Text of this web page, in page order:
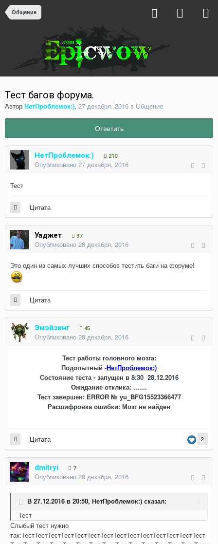
Общение
Тест багов форума.
Автор НетПроблемок:), 27 декабря, 2016 в Общение
Ответить
НетПроблемок:) 210
Опубликовано 27 декабря, 2016
Тест
Цитата
Уаджет 37
Опубликовано 28 декабря, 2016
Это один из самых лучших способов тестить баги на форуме!
Цитата
Эмэйзинг 45
Опубликовано 28 декабря, 2016
Тест работы головного мозга:
Подопытный -НетПроблемок:)
Состояние теста - запущен в 8:30 28.12.2016
Ожидание отклика: .......
Тест завершен: ERROR № yu_BFG15523366477
Расшифровка ошибки: Мозг не найден
2
Цитата
dmitryi 7
Опубликовано 28 декабря, 2016
В 27.12.2016 в 20:50, НетПроблемок:) сказал:
Тест
Слыбый тест нужно так:ТестТестТестТестТестТестТестТестТестТестТестТестТестТестТестТестТестТестТестТестТестТестТестТестТестТестТестТестТестТестТестТестТестТестТестТестТестТестТестТестТестТестТестТестТестТестТестТестТестТестТестТестТестТестТестТестТестТестТестТестТестТестТестТестТестТестТестТестТестТестТестТестТестТестТестТестТестТестТестТестТестТестТестТестТестТестТестТестТестТестТестТестТестТестТестТестТестТестТестТестТестТестТестТестТестТестТестТестТестТестТестТестТестТестТестТестТестТестТестТестТестТестТестТестТестТестТестТестТестТестТестТестТестТестТестТестТестТестТестТестТестТестТестТестТестТестТестТестТестТестТестТестТестТестТестТестТестТестТестТестТестТестТестТестТестТестТестТестТестТестТестТестТестТестТестТестТестТестТестТестТестТестТестТестТестТестТестТестТестТестТестТестТестТестТестТестТестТестТестТестТестТестТестТестТестТестТестТестТестТестТестТестТестТестТестТестТестТестТестТестТестТестТестТестТестТестТестТестТестТестТестТестТестТестТестТестТестТестТестТестТестТестТестТестТестТестТестТестТестТестТестТестТестТестТестТестТестТестТестТестТестТестТестТестТестТестТестТестТестТестТестТестТестТестТестТестТестТестТестТестТестТестТестТестТестТестТестТестТестТестТестТестТестТестТестТестТестТестТестТестТестТестТестТестТестТестТестТестТестТестТестТестТестТестТестТестТестТестТестТестТестТестТестТестТестТестТестТестТестТестТестТестТестТестТестТестТестТестТестТестТестТестТестТестТестТестТестТестТестТестТестТестТестТестТестТестТестТестТестТестТестТестТестТестТестТестТестТестТестТестТестТестТестТестТестТестТестТестТестТестТестТестТестТестТестТестТестТестТестТестТестТестТестТестТестТестТестТестТестТестТестТестТестТестТестТестТестТестТестТестТестТестТестТестТестТестТестТестТестТестТестТестТестТестТестТестТестТестТестТестТестТестТестТестТестТестТестТестТестТестТестТестТестТестТестТестТестТестТестТестТестТестТестТестТестТестТестТестТестТестТестТестТестТестТестТестТестТестТестТестТестТестТестТестТестТестТестТестТестТестТестТестТестТестТестТестТестТестТестТестТестТестТестТестТестТестТестТестТестТестТестТестТестТестТестТестТестТестТестТестТестТестТестТестТестТестТестТестТестТестТестТестТестТестТестТестТестТестТестТестТестТестТестТестТестТестТестТестТестТестТестТестТестТестТестТестТестТестТестТестТестТестТестТестТестТестТестТестТестТестТестТестТестТестТестТестТестТестТестТестТестТестТестТестТестТестТестТестТестТестТестТестТестТестТестТестТестТестТестТестТестТестТестТестТестТестТестТестТестТестТестТестТестТестТестТестТестТестТестТестТестТестТестТестТестТестТестТестТестТестТестТестТестТестТестТестТестТестТестТестТестТестТестТестТестТестТестТестТестТестТестТестТестТестТестТестТестТестТестТестТестТестТестТестТестТестТестТестТестТестТестТестТестТестТестТестТестТестТестТестТестТестТестТестТестТестТестТестТестТестТестТестТестТестТестТестТестТестТестТестТестТестТестТестТестТестТестТестТестТестТестТестТестТестТестТестТестТестТестТестТестТестТестТестТестТестТестТестТестТестТестТестТестТестТестТестТестТестТестТестТестТестТестТестТестТестТестТестТестТестТестТестТестТестТестТестТестТестТестТестТестТестТестТестТестТестТестТестТестТестТестТестТестТестТестТестТестТестТестТестТестТестТестТестТестТестТестТестТестТестТестТестТестТестТестТестТестТестТестТестТестТестТестТестТестТестТестТестТестТестТестТестТестТестТестТестТестТестТестТестТестТестТестТестТестТестТестТестТестТестТестТестТестТестТестТестТестТестТестТестТестТестТестТестТестТестТестТестТестТестТестТестТестТестТестТестТестТестТестТестТестТестТестТестТестТестТестТестТестТестТестТестТестТестТестТестТестТестТестТестТестТестТестТестТестТестТестТестТестТестТестТестТестТестТестТестТестТестТестТестТестТестТестТестТестТестТестТестТестТестТестТестТестТестТестТестТестТестТестТестТестТестТестТестТестТестТестТестТестТестТестТестТестТестТестТестТестТестТестТестТестТестТестТестТестТестТестТестТестТестТестТестТестТестТестТестТестТестТестТестТестТестТестТестТестТестТестТестТестТестТестТестТестТестТестТестТестТестТестТестТестТестТестТестТестТестТестТестТестТестТестТестТестТестТестТестТестТестТестТестТестТестТестТестТестТестТестТестТестТестТестТестТестТестТестТестТестТестТестТестТестТестТестТестТестТестТестТестТестТестТестТестТестТестТестТестТестТестТестТестТестТестТестТестТестТестТестТестТестТестТестТестТестТестТестТестТестТестТестТестТестТестТестТестТестТестТестТестТестТестТестТестТестТестТестТестТестТестТестТестТестТестТестТестТестТестТестТестТестТестТестТестТестТестТестТестТестТестТестТестТестТестТестТестТестТестТестТестТестТестТестТестТестТестТестТестТестТестТестТестТестТестТестТестТестТестТестТестТестТестТестТестТестТестТестТестТестТестТестТестТестТестТестТестТестТестТестТестТестТестТестТестТестТестТестТестТестТестТестТестТестТестТестТестТестТестТестТестТестТестТестТестТестТестТестТестТестТестТестТестТестТестТестТестТестТестТестТестТестТестТестТестТестТестТестТестТестТестТестТестТестТестТестТестТестТестТестТестТестТестТестТестТестТестТестТестТестТестТестТестТестТестТестТестТестТестТестТестТестТестТестТестТестТестТестТестТестТестТестТестТестТестТестТестТестТестТестТестТестТестТестТестТестТестТестТестТестТестТестТестТестТестТестТестТестТестТестТестТестТестТестТестТестТестТестТестТестТестТестТестТестТестТестТестТестТестТестТестТестТестТестТестТестТестТестТестТестТестТестТестТестТестТестТестТестТестТестТестТестТестТестТестТестТестТестТестТестТестТестТестТестТестТестТестТестТестТестТестТестТестТестТестТестТестТестТестТестТестТестТестТестТестТестТестТестТестТестТестТестТестТестТестТестТестТестТестТестТестТестТестТестТестТестТестТестТестТестТестТестТестТестТестТестТестТестТестТестТестТестТестТестТестТестТестТестТестТестТестТестТестТестТестТестТестТестТестТестТестТестТестТестТестТестТестТестТестТестТестТестТестТестТестТестТестТестТестТестТестТестТестТестТестТестТестТестТестТестТестТестТестТестТестТестТестТестТестТестТестТестТестТестТестТестТестТестТестТестТестТестТестТестТестТестТестТестТестТестТестТестТестТестТестТестТестТестТестТестТестТестТестТестТестТестТестТестТестТестТестТестТестТестТестТестТестТестТестТестТестТестТестТестТестТестТестТестТестТестТестТестТестТестТестТестТестТестТестТестТестТестТестТестТестТестТестТестТестТестТестТестТестТестТестТестТестТестТестТестТестТестТестТестТестТестТестТестТестТестТестТестТестТестТестТестТестТестТестТестТестТестТестТестТестТестТестТестТестТестТестТестТестТестТестТестТестТестТестТестТестТестТестТестТестТестТестТестТестТестТестТестТестТестТестТестТестТестТестТестТестТестТестТестТестТестТестТестТестТестТестТестТестТестТестТестТестТестТестТестТестТестТестТестТестТестТестТестТестТестТестТестТестТестТестТестТестТестТестТестТестТестТестТестТестТестТестТестТестТестТестТестТестТестТестТестТестТестТестТестТестТестТестТестТестТестТестТестТестТестТестТестТестТестТестТестТестТестТестТестТестТестТестТестТестТестТестТестТестТестТестТестТестТестТестТестТестТестТестТестТестТестТестТестТестТестТестТестТестТестТестТестТестТестТестТестТестТестТестТестТестТестТестТестТестТестТестТестТестТестТестТестТестТестТестТестТестТестТестТестТестТестТестТестТестТестТестТестТестТестТестТестТестТестТестТестТестТестТестТестТестТестТестТестТестТестТестТестТестТестТестТестТестТестТестТестТестТестТестТестТестТестТестТестТестТестТестТестТестТестТестТестТестТестТестТестТестТестТестТестТестТестТестТестТестТестТестТестТестТестТестТестТестТестТестТестТестТестТестТестТестТестТестТестТестТестТестТестТестТестТестТестТестТестТестТестТестТестТестТестТестТестТестТестТестТестТестТестТестТестТестТестТестТестТестТестТестТестТестТестТестТестТестТестТестТестТестТестТестТестТестТестТестТестТестТестТестТестТестТестТестТестТестТестТестТестТестТестТестТестТестТестТестТестТестТестТестТестТестТестТестТестТестТестТестТестТестТестТестТестТестТестТестТестТестТестТестТестТестТестТестТестТестТестТестТестТестТестТестТестТестТестТестТестТестТестТестТестТестТестТестТестТестТестТестТестТестТестТестТестТестТестТестТестТестТестТестТестТестТестТестТестТестТестТестТестТестТестТестТестТестТестТестТестТестТестТестТестТестТестТестТестТестТестТестТестТестТестТестТестТестТестТестТестТестТестТестТестТестТестТестТестТестТестТестТестТестТестТестТестТестТестТестТестТестТестТестТестТестТестТестТестТестТестТестТестТестТестТестТестТестТестТестТестТестТестТестТестТестТестТестТестТестТестТестТестТестТестТестТестТестТестТестТестТестТестТестТестТестТестТестТестТестТестТестТестТестТестТестТестТестТестТестТестТестТестТестТестТестТестТестТестТестТестТестТестТестТестТестТестТестТестТестТестТестТестТестТестТестТестТестТестТестТестТестТестТестТестТестТестТестТестТестТестТестТестТестТестТестТестТестТестТестТестТестТестТестТестТестТестТестТестТестТестТестТестТестТестТестТестТестТестТестТестТестТестТестТестТестТестТестТестТестТестТестТестТестТестТестТестТестТестТестТестТестТестТестТестТестТестТестТестТестТестТестТестТестТестТестТестТестТестТестТестТестТестТестТестТестТестТестТестТестТестТестТестТестТестТестТестТестТестТестТестТестТестТестТестТестТестТестТестТестТестТестТестТестТестТестТестТестТестТестТестТестТестТестТестТестТестТестТестТестТестТестТестТестТестТестТестТестТестТестТестТестТестТестТестТестТестТестТестТестТестТестТестТестТестТестТестТестТестТестТестТестТестТестТестТестТестТестТестТестТестТестТестТестТестТестТестТестТестТестТестТестТестТестТестТестТестТестТестТестТестТестТестТестТестТестТестТестТестТестТестТестТестТестТестТестТестТестТестТестТестТестТестТестТестТестТестТестТестТестТестТестТестТестТестТестТестТестТестТестТестТестТестТестТестТестТестТестТестТестТестТестТестТестТестТестТестТестТестТестТестТестТестТестТестТестТестТестТестТестТестТестТестТестТестТестТестТестТестТестТестТестТестТестТестТестТестТестТестТестТестТестТестТестТестТестТестТестТестТестТестТестТестТестТестТестТестТестТестТестТестТестТестТестТестТестТестТестТестТестТестТестТестТестТестТестТестТестТестТестТестТестТестТестТестТестТестТестТестТестТестТестТестТестТестТестТестТестТестТестТестТестТестТестТестТестТестТестТестТестТестТестТестТестТестТестТестТестТестТестТестТестТестТестТестТестТестТестТестТестТестТестТестТестТестТестТестТестТестТестТестТестТестТестТестТестТестТестТестТестТестТестТестТестТестТестТестТестТестТестТестТестТестТестТестТестТестТестТестТестТестТестТестТест